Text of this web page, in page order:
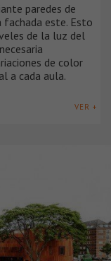
paredes de
este. Esto
de la luz del
de color
a cada aula.
VER +